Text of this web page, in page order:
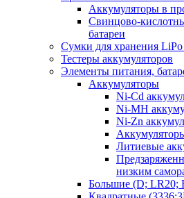
Аккумуляторы в
Свинцово-
батареи
Сумки для хранения LiPo
Тестеры аккумуляторов
Элементы питания,
Аккумуляторы
Ni-Cd
Ni-MH
Ni-Zn
Литиевые
низким
Большие (D; LR20;